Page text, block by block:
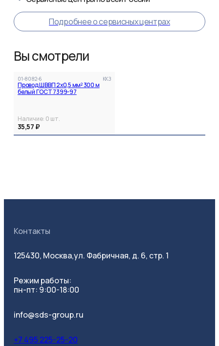
Подробнее о сервисных центрах
Вы смотрели
01-8082-6 ККЗ
Провод ШВВП 2х0,5 мм² 300 м
белый ГОСТ 7399-97
Наличие: 0 шт.
35,57 ₽
Контакты
125430, Москва,ул. Фабричная, д. 6, стр. 1
Режим работы:
пн-пт: 9:00-18:00
info@sds-group.ru
+7 495 225-25-20